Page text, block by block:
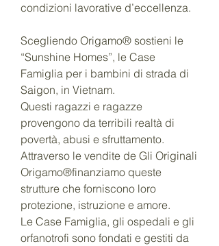
condizioni lavorative d’eccellenza.
Scegliendo Origamo® sostieni le
“Sunshine Homes”, le Case
Famiglia per i bambini di strada di
Saigon, in Vietnam.
Questi ragazzi e ragazze
provengono da terribili realtà di
povertà, abusi e sfruttamento.
Attraverso le vendite de Gli Originali
Origamo®finanziamo queste
strutture che forniscono loro
protezione, istruzione e amore.
Le Case Famiglia, gli ospedali e gli
orfanotrofi sono fondati e gestiti da